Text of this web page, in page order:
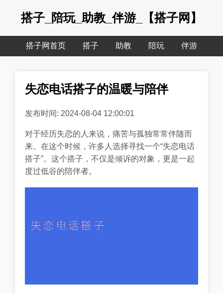
搭子_陪玩_助教_伴游_【搭子网】
搭子网首页 搭子 助教 陪玩 伴游
失恋电话搭子的温暖与陪伴
发布时间: 2024-08-04 12:00:01
对于经历失恋的人来说，痛苦与孤独常常伴随而
来。在这个时候，许多人选择寻找一个“失恋电话
搭子”。这个搭子，不仅是倾诉的对象，更是一起
度过低谷的陪伴者。